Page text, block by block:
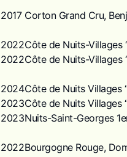
2017 Corton Grand Cru,
2022Côte de Nuits-Villages
2022Côte de Nuits-Villages
2024Côte de Nuits Villages
2023Côte de Nuits Villages
2023Nuits-Saint-Georges
2022Bourgogne Rouge,